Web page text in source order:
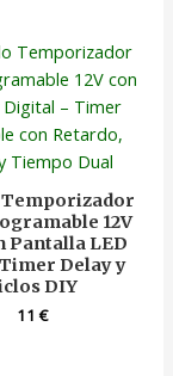
12V
Pantalla LED
Delay y
DIY
11€